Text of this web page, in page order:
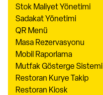
Stok Maliyet Yönetimi
Sadakat Yönetimi
QR Menü
Masa Rezervasyonu
Mobil Raporlama
Mutfak Gösterge Sistemi
Restoran Kurye Takip
Restoran Kiosk